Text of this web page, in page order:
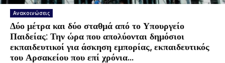
Ανακοινώσεις
Δύο μέτρα και δύο σταθμά από το Υπουργείο
Παιδείας: Την ώρα που απολύονται δημόσιοι
εκπαιδευτικοί για άσκηση εμπορίας, εκπαιδευτικός
του Αρσακείου που επί χρόνια...